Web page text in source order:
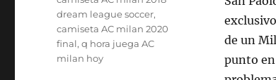
de un
punto
dream league soccer,
camiseta AC milan 2020
final,q hora juega AC
milan hoy